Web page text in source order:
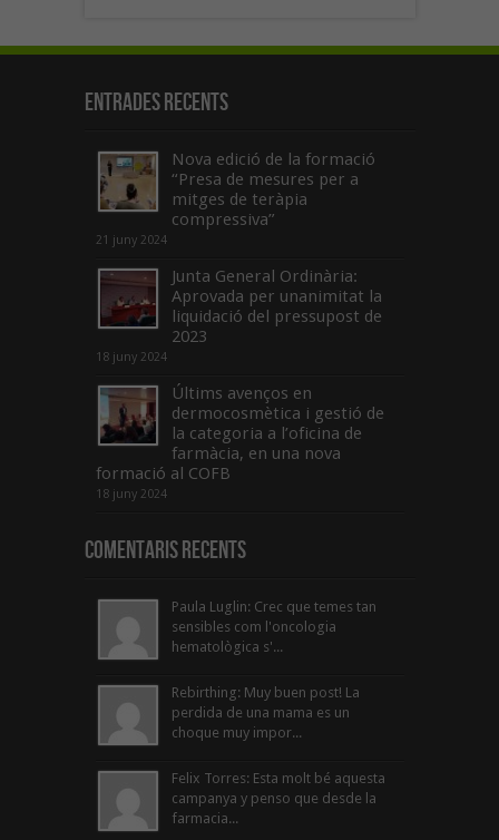
Entrades recents
Nova edició de la formació
“Presa de mesures per a
mitges de teràpia
compressiva”
21 juny 2024
Junta General Ordinària:
Aprovada per unanimitat la
liquidació del pressupost de
2023
18 juny 2024
Últims avenços en
dermocosmètica i gestió de
la categoria a l’oficina de
farmàcia, en una nova
formació al COFB
18 juny 2024
Comentaris Recents
Paula Luglin: Crec que temes tan
sensibles com l'oncologia
hematològica s'...
Rebirthing: Muy buen post! La
perdida de una mama es un
choque muy impor...
Felix Torres: Esta molt bé aquesta
campanya y penso que desde la
farmacia...